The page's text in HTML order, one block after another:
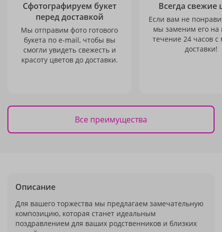
Сфотографируем букет
перед доставкой
Мы отправим фото готового
букета по e-mail, чтобы вы
смогли увидеть свежесть и
красоту цветов до доставки.
Всегда свежие
Если вам не
мы заменим его на
течение 24 часов с
доставки!
Все преимущества
Описание
Для вашего торжества мы предлагаем замечательную
композицию, которая станет идеальным
поздравлением для ваших родственников и близких